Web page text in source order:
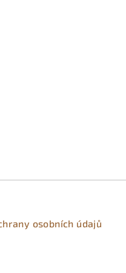
osobních údajů